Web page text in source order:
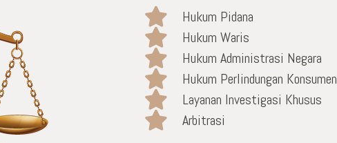
Hukum Pidana
Hukum Waris
Hukum Administrasi Negara
Hukum Perlindungan Konsumen
Layanan Investigasi Khusus
Arbitrasi